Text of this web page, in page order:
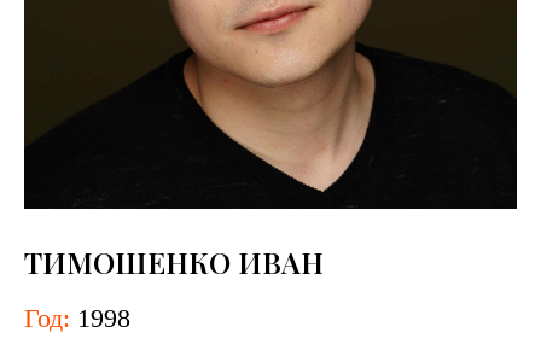
ТИМОШЕНКО ИВАН
Год: 1998